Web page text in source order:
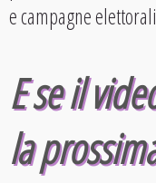
e campagne
E se il
la